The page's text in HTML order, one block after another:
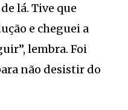
lá. Tive que
e cheguei a
lembra. Foi
não desistir do